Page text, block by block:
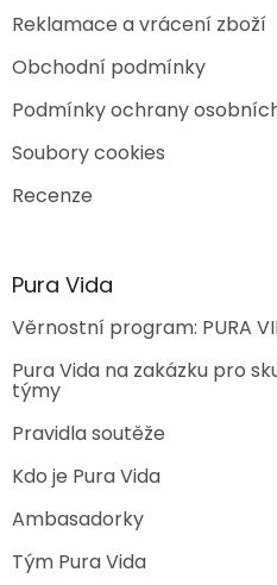
Reklamace a vrácení zboží
Obchodní podmínky
Podmínky ochrany
Soubory cookies
Recenze
Pura Vida
Věrnostní program: PURA
Pura Vida na zakázku pro
týmy
Pravidla soutěže
Kdo je Pura Vida
Ambasadorky
Tým Pura Vida